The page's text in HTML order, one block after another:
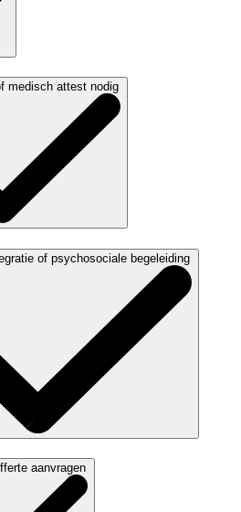
medisch attest nodig
of psychosociale begeleiding
aanvragen